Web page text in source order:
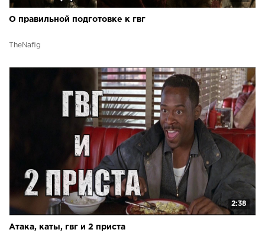
О правильной подготовке к гвг
TheNafig
2:38
Атака, каты, гвг и 2 приста